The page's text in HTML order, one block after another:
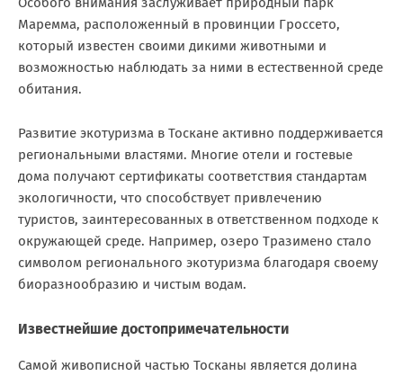
Маремма, расположенный в провинции Гроссето,
который известен своими дикими животными и
возможностью наблюдать за ними в естественной среде
обитания.
Развитие экотуризма в Тоскане активно поддерживается
региональными властями. Многие отели и гостевые
дома получают сертификаты соответствия стандартам
экологичности, что способствует привлечению
туристов, заинтересованных в ответственном подходе к
окружающей среде. Например, озеро Тразимено стало
символом регионального экотуризма благодаря своему
биоразнообразию и чистым водам.
Известнейшие достопримечательности
Самой живописной частью Тосканы является долина